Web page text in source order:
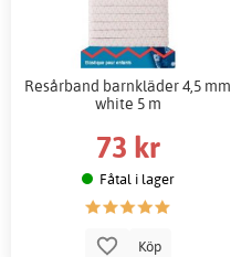
Resårband barnkläder 4,5 mm
white 5 m
73 kr
Fåtal i lager
Köp